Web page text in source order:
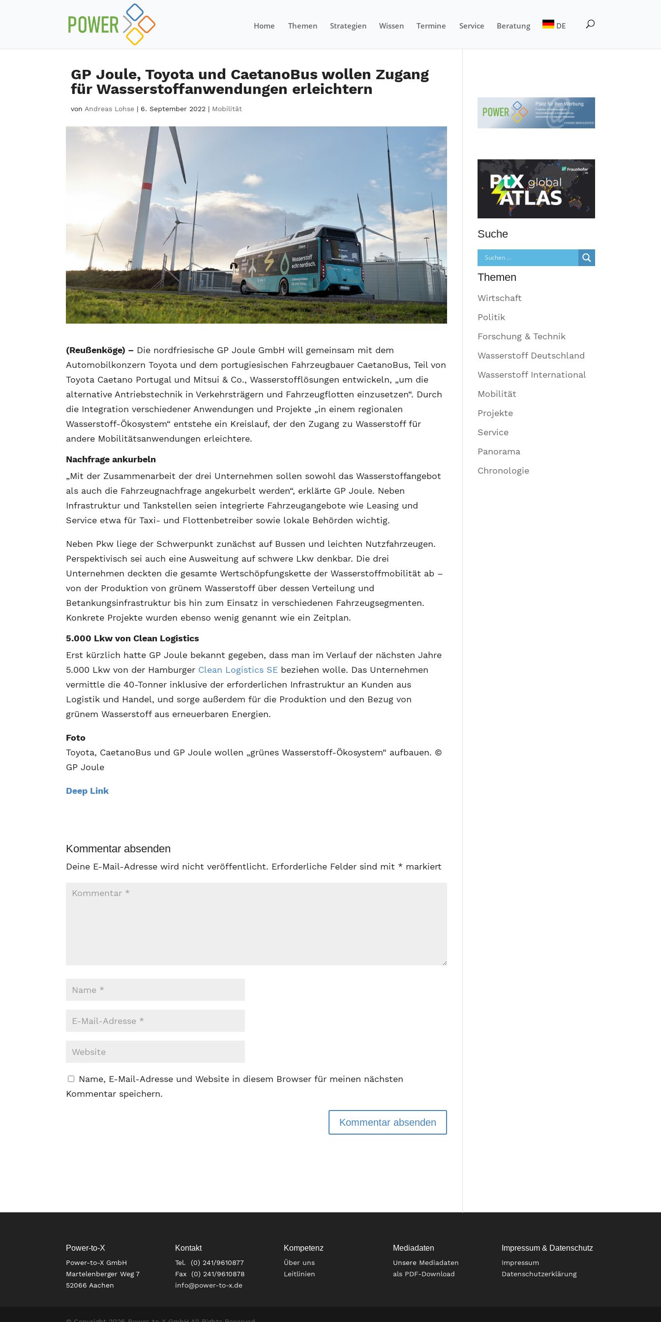
Home Themen Strategien Wissen Termine Service Beratung DE
GP Joule, Toyota und CaetanoBus wollen Zugang
für Wasserstoffanwendungen erleichtern
von Andreas Lohse | 6. September 2022 | Mobilität
(Reußenköge) – Die nordfriesische GP Joule GmbH will gemeinsam mit dem
Automobilkonzern Toyota und dem portugiesischen Fahrzeugbauer CaetanoBus, Teil von
Toyota Caetano Portugal und Mitsui & Co., Wasserstofflösungen entwickeln, „um die
alternative Antriebstechnik in Verkehrsträgern und Fahrzeugflotten einzusetzen“. Durch
die Integration verschiedener Anwendungen und Projekte „in einem regionalen
Wasserstoff-Ökosystem“ entstehe ein Kreislauf, der den Zugang zu Wasserstoff für
andere Mobilitätsanwendungen erleichtere.
Nachfrage ankurbeln
„Mit der Zusammenarbeit der drei Unternehmen sollen sowohl das Wasserstoffangebot
als auch die Fahrzeugnachfrage angekurbelt werden“, erklärte GP Joule. Neben
Infrastruktur und Tankstellen seien integrierte Fahrzeugangebote wie Leasing und
Service etwa für Taxi- und Flottenbetreiber sowie lokale Behörden wichtig.
Neben Pkw liege der Schwerpunkt zunächst auf Bussen und leichten Nutzfahrzeugen.
Perspektivisch sei auch eine Ausweitung auf schwere Lkw denkbar. Die drei
Unternehmen deckten die gesamte Wertschöpfungskette der Wasserstoffmobilität ab –
von der Produktion von grünem Wasserstoff über dessen Verteilung und
Betankungsinfrastruktur bis hin zum Einsatz in verschiedenen Fahrzeugsegmenten.
Konkrete Projekte wurden ebenso wenig genannt wie ein Zeitplan.
5.000 Lkw von Clean Logistics
Erst kürzlich hatte GP Joule bekannt gegeben, dass man im Verlauf der nächsten Jahre
5.000 Lkw von der Hamburger Clean Logistics SE beziehen wolle. Das Unternehmen
vermittle die 40-Tonner inklusive der erforderlichen Infrastruktur an Kunden aus
Logistik und Handel, und sorge außerdem für die Produktion und den Bezug von
grünem Wasserstoff aus erneuerbaren Energien.
Foto
Toyota, CaetanoBus und GP Joule wollen „grünes Wasserstoff-Ökosystem“ aufbauen. ©
GP Joule
Deep Link
Kommentar absenden
Deine E-Mail-Adresse wird nicht veröffentlicht. Erforderliche Felder sind mit * markiert
Name, E-Mail-Adresse und Website in diesem Browser für meinen nächsten
Kommentar speichern.
Suche
Themen
Wirtschaft
Politik
Forschung & Technik
Wasserstoff Deutschland
Wasserstoff International
Mobilität
Projekte
Service
Panorama
Chronologie
Power-to-X
Power-to-X GmbH
Martelenberger Weg 7
52066 Aachen
Kontakt
Tel. (0) 241/9610877
Fax (0) 241/9610878
info@power-to-x.de
Kompetenz
Über uns
Leitlinien
Mediadaten
Unsere Mediadaten
als PDF-Download
Impressum & Datenschutz
Impressum
Datenschutzerklärung